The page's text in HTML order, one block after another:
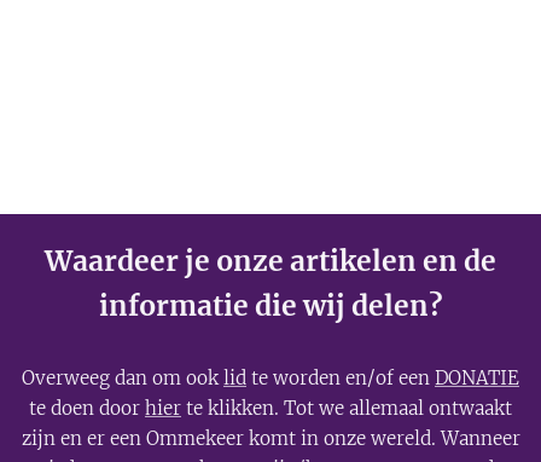
Waardeer je onze artikelen en de
informatie die wij delen?
Overweeg dan om ooklid te worden en/of een DONATIE
te doen door hier te klikken. Tot we allemaal ontwaakt
zijn en er een Ommekeer komt in onze wereld. Wanneer